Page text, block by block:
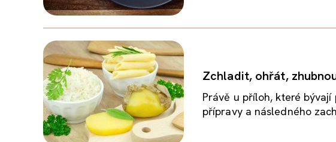
Zchladit, ohřát,
Právě u příloh, které
přípravy a následného